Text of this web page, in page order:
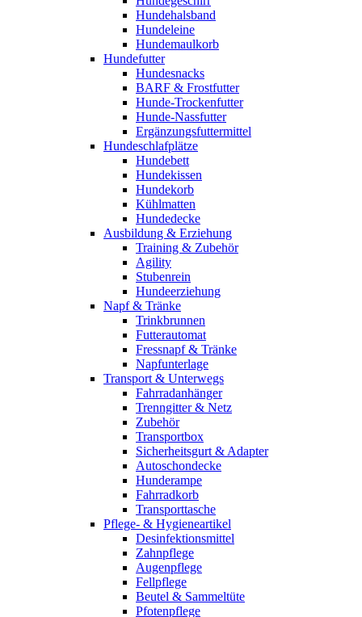
Hundehalsband
Hundeleine
Hundemaulkorb
Hundefutter
Hundesnacks
BARF & Frostfutter
Hunde-Trockenfutter
Hunde-Nassfutter
Ergänzungsfuttermittel
Hundeschlafplätze
Hundebett
Hundekissen
Hundekorb
Kühlmatten
Hundedecke
Ausbildung & Erziehung
Training & Zubehör
Agility
Stubenrein
Hundeerziehung
Napf & Tränke
Trinkbrunnen
Futterautomat
Fressnapf & Tränke
Napfunterlage
Transport & Unterwegs
Fahrradanhänger
Trenngitter & Netz
Zubehör
Transportbox
Sicherheitsgurt & Adapter
Autoschondecke
Hunderampe
Fahrradkorb
Transporttasche
Pflege- & Hygieneartikel
Desinfektionsmittel
Zahnpflege
Augenpflege
Fellpflege
Beutel & Sammeltüte
Pfotenpflege